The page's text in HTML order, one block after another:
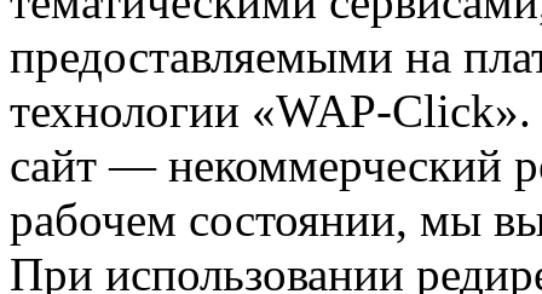
предоставляемыми на
технологии «WAP-
сайт — некоммерческий
рабочем состоянии, мы
При использовании